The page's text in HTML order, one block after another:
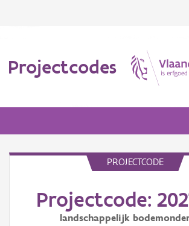
Projectcodes
PROJECTCODE
Projectcode:
landschappelijk